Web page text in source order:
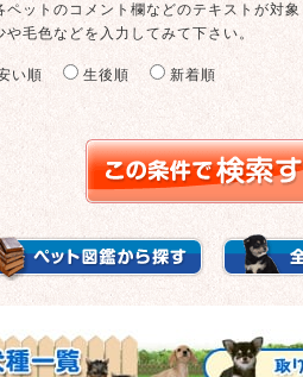
ットのコメント欄などのテキストが対
や毛色などを入力してみて下さい。
い順 生後順 新着順